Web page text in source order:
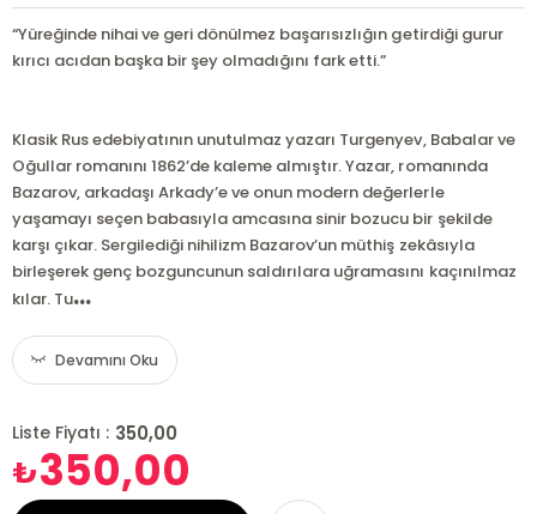
“Yüreğinde nihai ve geri dönülmez başarısızlığın getirdiği gurur
kırıcı acıdan başka bir şey olmadığını fark etti.”
Klasik Rus edebiyatının unutulmaz yazarı Turgenyev, Babalar ve
Oğullar romanını 1862’de kaleme almıştır. Yazar, romanında
Bazarov, arkadaşı Arkady’e ve onun modern değerlerle
yaşamayı seçen babasıyla amcasına sinir bozucu bir şekilde
karşı çıkar. Sergilediği nihilizm Bazarov’un müthiş zekâsıyla
birleşerek genç bozguncunun saldırılara uğramasını kaçınılmaz
kılar. Tu...
Devamını Oku
Liste Fiyatı : 350,00
₺350,00